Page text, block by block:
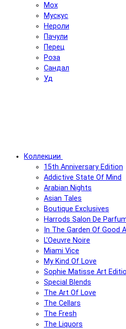
Мох
Мускус
Нероли
Пачули
Перец
Роза
Сандал
Уд
Коллекции
15th Anniversary Edition
Addictive State Of Mind
Arabian Nights
Asian Tales
Boutique Exclusives
Harrods Salon De
In The Garden Of Good
L'Oeuvre Noire
Miami Vice
My Kind Of Love
Sophie Matisse Art
Special Blends
The Art Of Love
The Cellars
The Fresh
The Liquors